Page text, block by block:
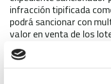
infracción tipificada
podrá sancionar con
valor en venta de los
considerarse como
no suspensión de las
efectos de la cuantía de